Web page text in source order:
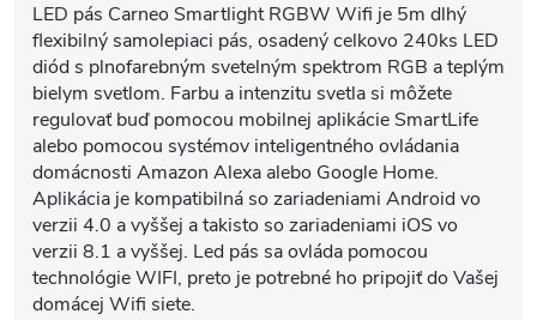
LED pás Carneo Smartlight RGBW Wifi je 5m dlhý
flexibilný samolepiaci pás, osadený celkovo 240ks LED
diód s plnofarebným svetelným spektrom RGB a teplým
bielym svetlom. Farbu a intenzitu svetla si môžete
regulovať buď pomocou mobilnej aplikácie SmartLife
alebo pomocou systémov inteligentného ovládania
domácnosti Amazon Alexa alebo Google Home.
Aplikácia je kompatibilná so zariadeniami Android vo
verzii 4.0 a vyššej a takisto so zariadeniami iOS vo
verzii 8.1 a vyššej. Led pás sa ovláda pomocou
technológie WIFI, preto je potrebné ho pripojiť do Vašej
domácej Wifi siete.